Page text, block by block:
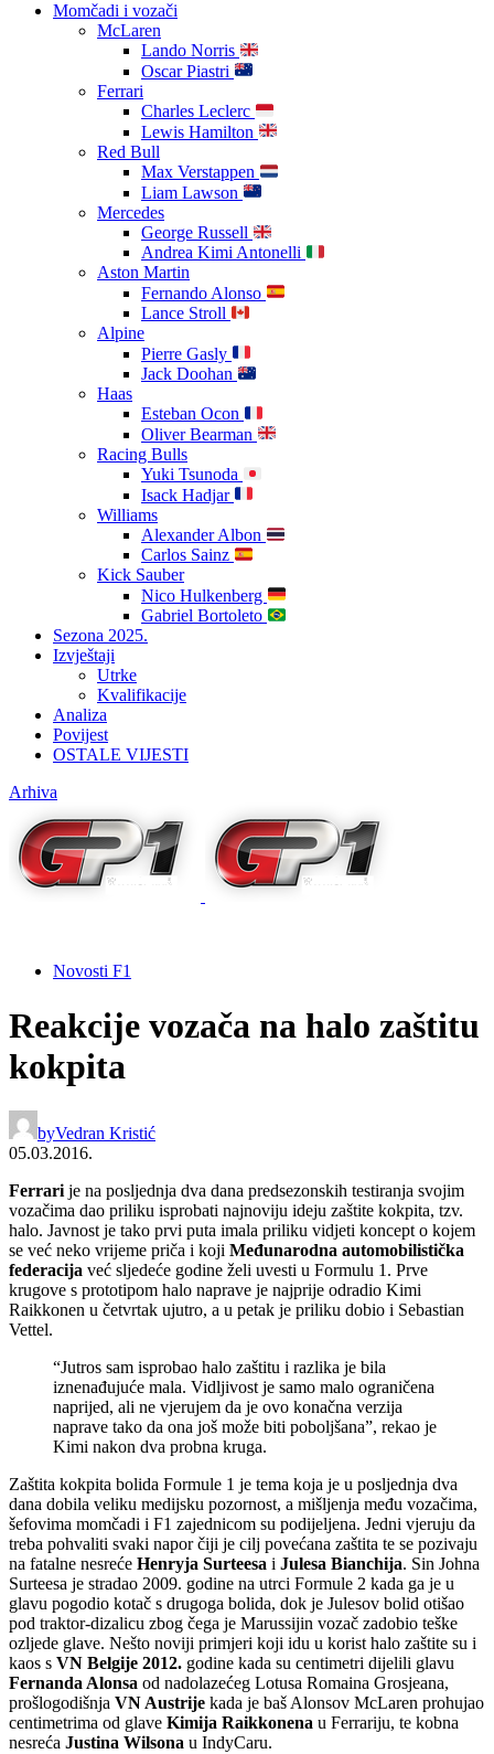
Momčadi i vozači
McLaren
Lando Norris
Oscar Piastri
Ferrari
Charles Leclerc
Lewis Hamilton
Red Bull
Max Verstappen
Liam Lawson
Mercedes
George Russell
Andrea Kimi Antonelli
Aston Martin
Fernando Alonso
Lance Stroll
Alpine
Pierre Gasly
Jack Doohan
Haas
Esteban Ocon
Oliver Bearman
Racing Bulls
Yuki Tsunoda
Isack Hadjar
Williams
Alexander Albon
Carlos Sainz
Kick Sauber
Nico Hulkenberg
Gabriel Bortoleto
Sezona 2025.
Izvještaji
Utrke
Kvalifikacije
Analiza
Povijest
OSTALE VIJESTI
Arhiva
Novosti F1
Reakcije vozača na halo zaštitu
kokpita
byVedran Kristić
05.03.2016.
Ferrari je na posljednja dva dana predsezonskih testiranja svojim
vozačima dao priliku isprobati najnoviju ideju zaštite kokpita, tzv.
halo. Javnost je tako prvi puta imala priliku vidjeti koncept o kojem
se već neko vrijeme priča i koji Međunarodna automobilistička
federacija već sljedeće godine želi uvesti u Formulu 1. Prve
krugove s prototipom halo naprave je najprije odradio Kimi
Raikkonen u četvrtak ujutro, a u petak je priliku dobio i Sebastian
Vettel.
“Jutros sam isprobao halo zaštitu i razlika je bila
iznenađujuće mala. Vidljivost je samo malo ograničena
naprijed, ali ne vjerujem da je ovo konačna verzija
naprave tako da ona još može biti poboljšana”, rekao je
Kimi nakon dva probna kruga.
Zaštita kokpita bolida Formule 1 je tema koja je u posljednja dva
dana dobila veliku medijsku pozornost, a mišljenja među vozačima,
šefovima momčadi i F1 zajednicom su podijeljena. Jedni vjeruju da
treba pohvaliti svaki napor čiji je cilj povećana zaštita te se pozivaju
na fatalne nesreće Henryja Surteesa i Julesa Bianchija. Sin Johna
Surteesa je stradao 2009. godine na utrci Formule 2 kada ga je u
glavu pogodio kotač s drugoga bolida, dok je Julesov bolid otišao
pod traktor-dizalicu zbog čega je Marussijin vozač zadobio teške
ozljede glave. Nešto noviji primjeri koji idu u korist halo zaštite su i
kaos s VN Belgije 2012. godine kada su centimetri dijelili glavu
Fernanda Alonsa od nadolazećeg Lotusa Romaina Grosjeana,
prošlogodišnja VN Austrije kada je baš Alonsov McLaren prohujao
centimetrima od glave Kimija Raikkonena u Ferrariju, te kobna
nesreća Justina Wilsona u IndyCaru.